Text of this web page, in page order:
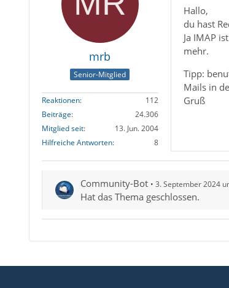
mrb
Senior-Mitglied
Reaktionen
112
Beiträge
24.306
Mitglied seit
13. Jun. 2004
Hilfreiche Antworten
8
Hallo,
du hast
Ja IMAP
mehr.
Tipp:
Mails in
Gruß
Community-Bot 3. September 2024
Hat das Thema geschlossen.